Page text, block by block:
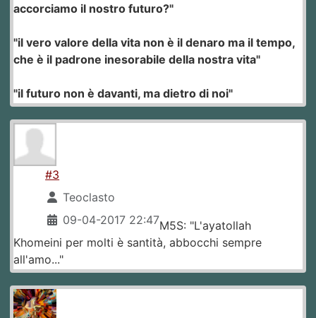
accorciamo il nostro futuro?"
"il vero valore della vita non è il denaro ma il tempo,
che è il padrone inesorabile della nostra vita"
"il futuro non è davanti, ma dietro di noi"
#3
Teoclasto
09-04-2017 22:47M5S: "L'ayatollah
Khomeini per molti è santità, abbocchi sempre
all'amo..."